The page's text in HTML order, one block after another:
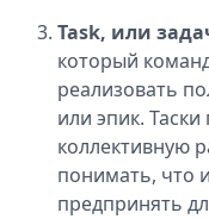
Task, или
который
реализовать
или эпик.
коллективную
понимать, что
предпринять